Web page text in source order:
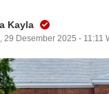
Kayla
29 Desember 2025 - 11:11